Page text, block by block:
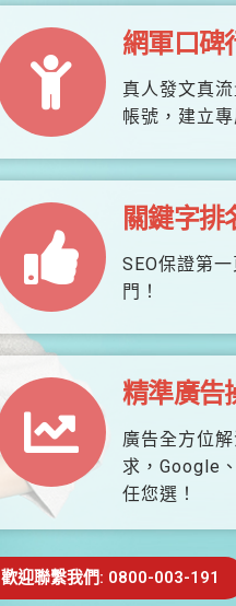
網軍口碑
真人發文真
帳號，建立
關鍵字排
SEO保證第
門！
精準廣告
廣告全方位
求，Google
任您選！
歡迎聯繫我們: 0800-003-191